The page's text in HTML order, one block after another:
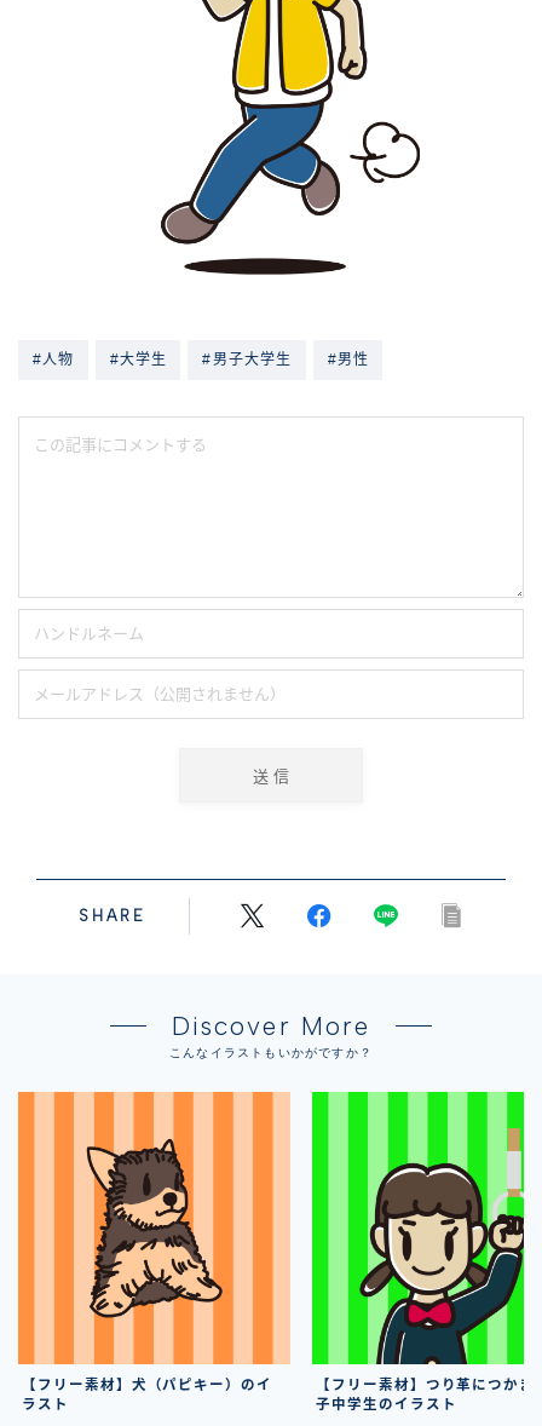
#人物 #大学生 #男子大学生 #男性
SHARE
Discover More
こんなイラストもいかがですか？
【フリー素材】犬（パピキー）のイ
ラスト
【フリー素材】つり革につかま
子中学生のイラスト